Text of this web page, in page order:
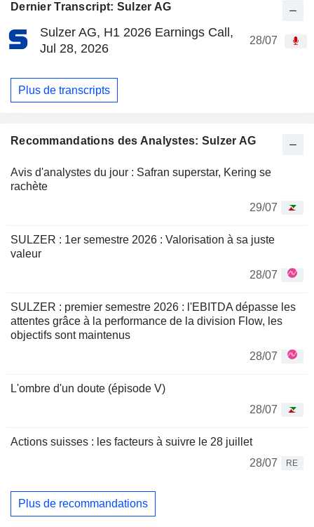
Dernier Transcript: Sulzer AG
Sulzer AG, H1 2026 Earnings Call,
Jul 28, 2026
28/07
Plus de transcripts
Recommandations des Analystes: Sulzer AG
Avis d'analystes du jour : Safran superstar, Kering se
rachète
29/07
SULZER : 1er semestre 2026 : Valorisation à sa juste
valeur
28/07
SULZER : premier semestre 2026 : l'EBITDA dépasse les
attentes grâce à la performance de la division Flow, les
objectifs sont maintenus
28/07
L'ombre d'un doute (épisode V)
28/07
Actions suisses : les facteurs à suivre le 28 juillet
28/07
RE
Plus de recommandations